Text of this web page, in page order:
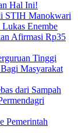
Hal Ini!
STIH Manokwari
Enembe
Afirmasi Rp35
Tinggi
Masyarakat
dari Sampah
Pemerintah